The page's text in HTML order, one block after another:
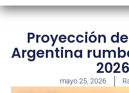
Proyección
Argentina
2026
mayo 25, 2026